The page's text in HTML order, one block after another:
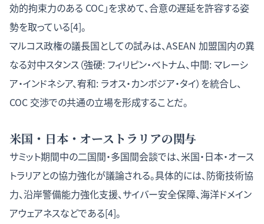
効的拘束力のある COC」を求めて、合意の遅延を許容する姿
勢を取っている[4]。
マルコス政権の議長国としての試みは、ASEAN 加盟国内の異
なる対中スタンス（強硬: フィリピン・ベトナム、中間: マレーシ
ア・インドネシア、宥和: ラオス・カンボジア・タイ）を統合し、
COC 交渉での共通の立場を形成することだ。
米国・日本・オーストラリアの関与
サミット期間中の二国間・多国間会談では、米国・日本・オース
トラリアとの協力強化が議論される。具体的には、防衛技術協
力、沿岸警備能力強化支援、サイバー安全保障、海洋ドメイン
アウェアネスなどである[4]。